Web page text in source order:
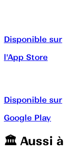
Disponible sur
l'App Store
Disponible sur
Google Play
🏛️️ Aussi à